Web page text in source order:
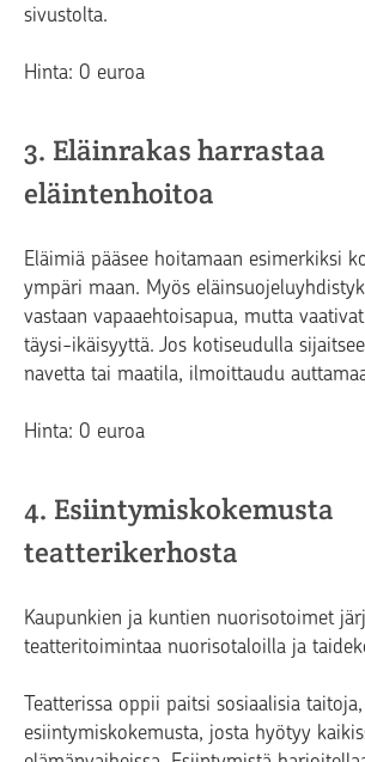
sivustolta.
Hinta: 0 euroa
3. Eläinrakas harrastaa
eläintenhoitoa
Eläimiä pääsee hoitamaan esimerkiksi
ympäri maan. Myös
vastaan vapaaehtoisapua, mutta
täysi-ikäisyyttä. Jos kotiseudulla
navetta tai maatila, ilmoittaudu
Hinta: 0 euroa
4. Esiintymiskokemusta
teatterikerhosta
Kaupunkien ja kuntien nuorisotoimet
teatteritoimintaa nuorisotaloilla ja
Teatterissa oppii paitsi sosiaalisia
esiintymiskokemusta, josta hyötyy